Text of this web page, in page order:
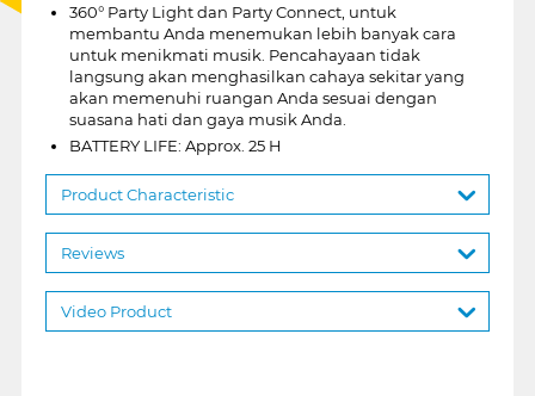
360° Party Light dan Party Connect, untuk
membantu Anda menemukan lebih banyak cara
untuk menikmati musik. Pencahayaan tidak
langsung akan menghasilkan cahaya sekitar yang
akan memenuhi ruangan Anda sesuai dengan
suasana hati dan gaya musik Anda.
BATTERY LIFE: Approx. 25 H
Product Characteristic
Reviews
Video Product